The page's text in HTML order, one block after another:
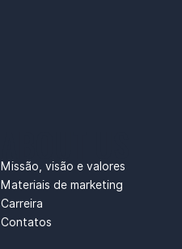
Missão, visão e valores
Materiais de marketing
Carreira
Contatos